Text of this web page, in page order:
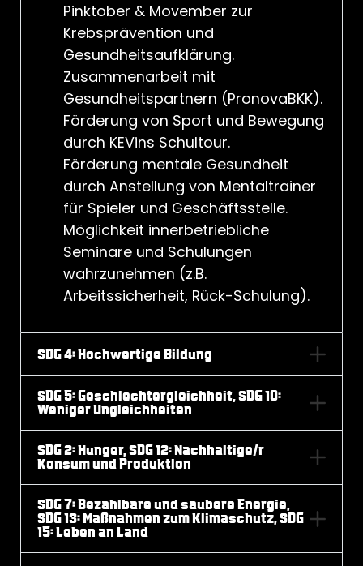
Pinktober & Movember zur
Krebsprävention und
Gesundheitsaufklärung.
Zusammenarbeit mit
Gesundheitspartnern (PronovaBKK).
Förderung von Sport und Bewegung
durch KEVins Schultour.
Förderung mentale Gesundheit
durch Anstellung von Mentaltrainer
für Spieler und Geschäftsstelle.
Möglichkeit innerbetriebliche
Seminare und Schulungen
wahrzunehmen (z.B.
Arbeitssicherheit, Rück-Schulung).
SDG 4: Hochwertige Bildung
SDG 5: Geschlechtergleichheit, SDG 10:
Weniger Ungleichheiten
SDG 2: Hunger, SDG 12: Nachhaltige/r
Konsum und Produktion
SDG 7: Bezahlbare und saubere Energie,
SDG 13: Maßnahmen zum Klimaschutz, SDG
15: Leben an Land